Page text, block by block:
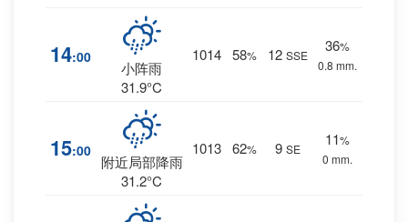
14:00
小阵雨
31.9°C
1014 58% 12 SSE
36%
0.8 mm.
15:00
附近局部降雨
31.2°C
1013 62% 9 SE
11%
0 mm.